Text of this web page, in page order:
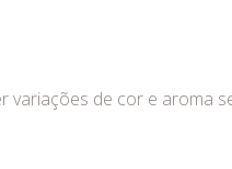
de cor e aroma